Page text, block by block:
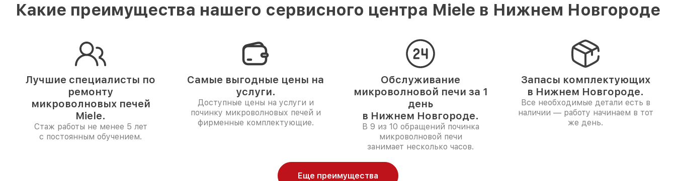
Какие преимущества нашего сервисного центра Miele в Нижнем Новгороде
Лучшие специалисты по
ремонту
микроволновых печей
Miele.
Стаж работы не менее 5 лет
с постоянным обучением.
Самые выгодные цены на
услуги.
Доступные цены на услуги и
починку микроволновых печей и
фирменные комплектующие.
Обслуживание
микроволновой печи за 1
день
в Нижнем Новгороде.
В 9 из 10 обращений починка
микроволновой печи
занимает несколько часов.
Запасы комплектующих
в Нижнем Новгороде.
Все необходимые детали есть в
наличии — работу начинаем в тот
же день.
Еще преимущества